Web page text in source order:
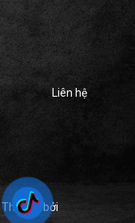
Liên hệ
Thiết kế bởi